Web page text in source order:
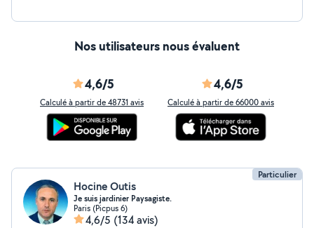
Nos utilisateurs nous évaluent
4,6/5
Calculé à partir de 48731 avis
4,6/5
Calculé à partir de 66000 avis
Particulier
Hocine Outis
Je suis jardinier Paysagiste.
Paris (Picpus 6)
4,6/5 (134 avis)